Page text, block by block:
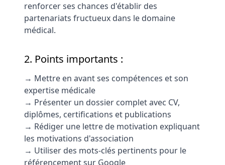
renforcer ses chances d'établir des
partenariats fructueux dans le domaine
médical.
2. Points importants :
→ Mettre en avant ses compétences et son
expertise médicale
→ Présenter un dossier complet avec CV,
diplômes, certifications et publications
→ Rédiger une lettre de motivation expliquant
les motivations d'association
→ Utiliser des mots-clés pertinents pour le
référencement sur Google